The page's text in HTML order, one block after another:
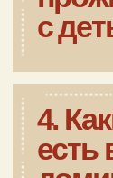
День
возможность
настоящему. В
вас ждут:
джакузи